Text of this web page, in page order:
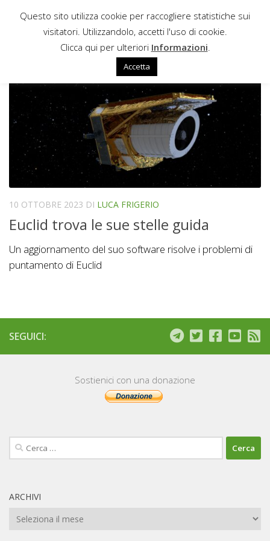
Sotto il contenuto
FINE GUIDANCE SENSOR
10 OTTOBRE 2023 DI LUCA FRIGERIO
Euclid trova le sue stelle guida
Un aggiornamento del suo software risolve i problemi di
puntamento di Euclid
SEGUICI:
Sostienici con una donazione
Ricerca
per:
ARCHIVI
Archivi
Questo sito utilizza cookie per raccogliere statistiche sui
visitatori. Utilizzandolo, accetti l'uso di cookie.
Clicca qui per ulteriori Informazioni
Accetta